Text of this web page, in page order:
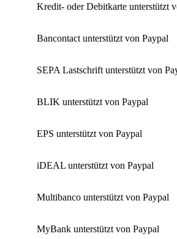
Kredit- oder Debitkarte unterstützt
Bancontact unterstützt von Paypal
SEPA Lastschrift unterstützt von
BLIK unterstützt von Paypal
EPS unterstützt von Paypal
iDEAL unterstützt von Paypal
Multibanco unterstützt von Paypal
MyBank unterstützt von Paypal